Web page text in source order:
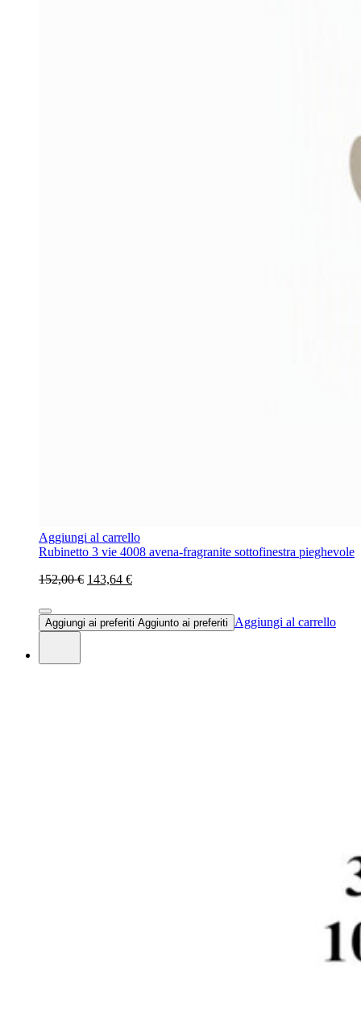
Aggiungi al carrello
Rubinetto 3 vie 4008 avena-fragranite sottofinestra pieghevole
152,00 € 143,64 €
Aggiungi ai preferiti Aggiunto ai preferiti Aggiungi al carrello